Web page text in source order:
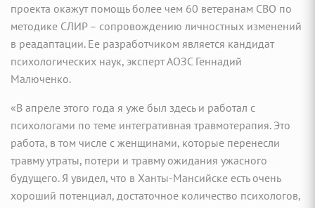
проекта окажут помощь более чем 60 ветеранам СВО по
методике СЛИР – сопровождению личностных изменений
в реадаптации. Ее разработчиком является кандидат
психологических наук, эксперт АОЗС Геннадий
Малюченко.
«В апреле этого года я уже был здесь и работал с
психологами по теме интегративная травмотерапия. Это
работа, в том числе с женщинами, которые перенесли
травму утраты, потери и травму ожидания ужасного
будущего. Я увидел, что в Ханты-Мансийске есть очень
хороший потенциал, достаточное количество психологов,